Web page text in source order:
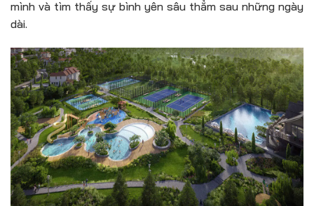
mình và tìm thấy sự bình yên sâu thẳm sau những ngày
dài.